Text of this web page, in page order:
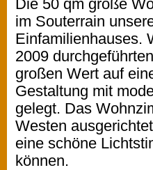
Die 50 qm große
im Souterrain
Einfamilienhauses.
2009
großen Wert auf
Gestaltung mit
gelegt. Das
Westen
eine schöne
können.